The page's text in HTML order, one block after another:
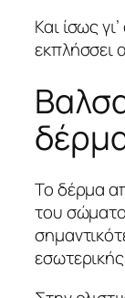
Και ίσως
εκπλήσσει
Το δέρμα
του